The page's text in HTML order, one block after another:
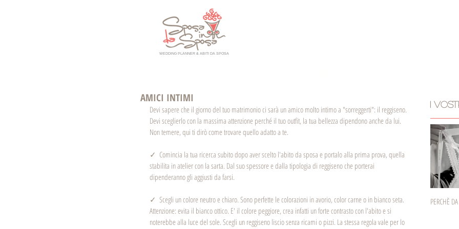
WEDDING PLANNER & ABITI DA SPOSA
AMICI INTIMI
Devi sapere che il giorno del tuo matrimonio ci sarà un amico molto intimo a "sorreggerti": il reggiseno.
Devi sceglierlo con la massima attenzione perché il tuo outfit, la tua bellezza dipendono anche da lui.
Non temere, qui ti dirò come trovare quello adatto a te.
✓  Comincia la tua ricerca subito dopo aver scelto l'abito da sposa e portalo alla prima prova, quella
stabilita in atelier con la sarta. Dal suo spessore e dalla tipologia di reggiseno che porterai
dipenderanno gli aggiusti da farsi.
✓  Scegli un colore neutro e chiaro. Sono perfette le colorazioni in avorio, color carne o in bianco seta.
Attenzione: evita il bianco ottico. E' il colore peggiore, crea infatti un forte contrasto con l'abito e si
noterebbe alla luce del sole. Scegli un reggiseno liscio senza ricami o pizzi. La stessa regola vale per lo
I
PERCHÈ